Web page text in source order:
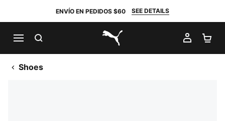
ENVÍO EN PEDIDOS $60 SEE DETAILS
PUMA.com
MI
Shoes